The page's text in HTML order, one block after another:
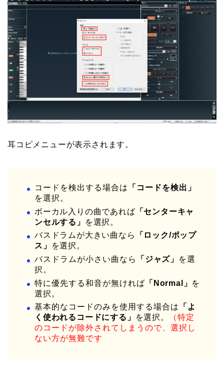
耳コピメニューが表示されます。
コードを検出する場合は
「コードを検出」
を選択。
ボーカル入りの曲であれば 「センターキャ
ンセルする」
を選択。
バスドラムが大きい曲なら
「ロック/ポップ
ス」
を選択。
バスドラムが小さい曲なら
「ジャズ」
を選
択。
特に優先する和音が無ければ 「Normal」 を
選択。
基本的なコードのみを使用する場合は
「よ
く使われるコードにする」
を選択。
（特定
のコードが除外されてしまうので、選択し
ない方が無難です